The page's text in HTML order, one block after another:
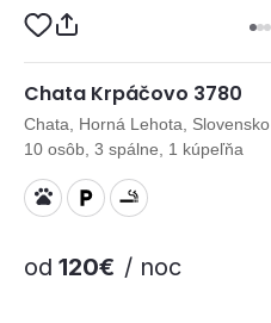
Chata Krpáčovo 3780
Chata, Horná Lehota, Slovensko
10 osôb, 3 spálne, 1 kúpeľňa
od 120€ / noc